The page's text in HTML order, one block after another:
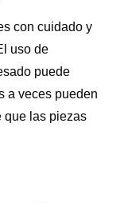
con cuidado y
uso de
puede
a veces pueden
que las piezas